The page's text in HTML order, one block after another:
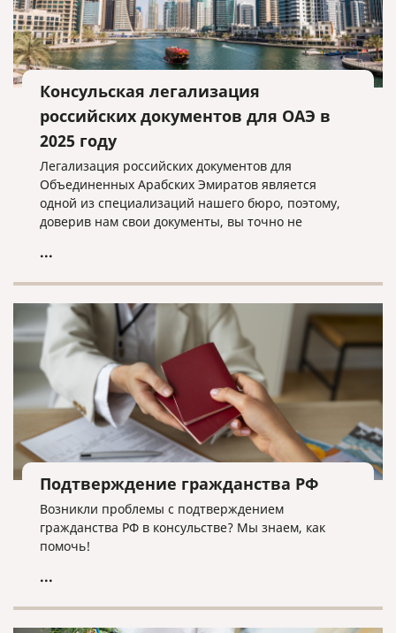
Консульская легализация
российских документов для ОАЭ в
2025 году
Легализация российских документов для
Объединенных Арабских Эмиратов является
одной из специализаций нашего бюро, поэтому,
доверив нам свои документы, вы точно не
...
Подтверждение гражданства РФ
Возникли проблемы с подтверждением
гражданства РФ в консульстве? Мы знаем, как
помочь!
...